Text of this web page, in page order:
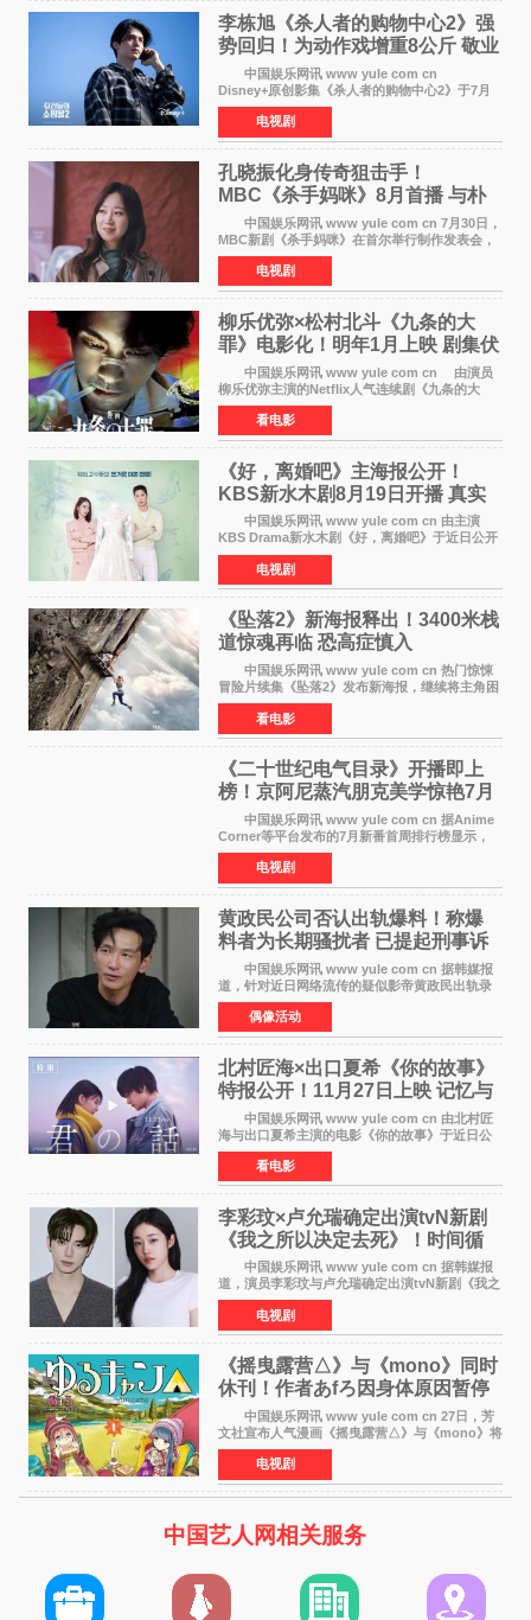
李栋旭《杀人者的购物中心2》强
势回归！为动作戏增重8公斤 敬业
获赞
中国娱乐网讯 www yule com cn
Disney+原创影集《杀人者的购物中心2》于7月
22日正式上线，由男神李栋旭主演的郑进湾以2 0
完全体强势回归。该剧第一季曾被《纽约时报》
评选为全球最佳影集之一
电视剧
孔晓振化身传奇狙击手！
MBC《杀手妈咪》8月首播 与朴
恩斌展开收视对决
中国娱乐网讯 www yule com cn 7月30日，
MBC新剧《杀手妈咪》在首尔举行制作发表会，
主演孔晓振、郑准元、李相二、无真星、崔宇
成、李银泉等人一同出席，为新剧宣传造势。这
是孔晓振继《毛骨
电视剧
柳乐优弥×松村北斗《九条的大
罪》电影化！明年1月上映 剧集伏
笔将全面揭晓
中国娱乐网讯 www yule com cn 由演员
柳乐优弥主演的Netflix人气连续剧《九条的大
罪》正式宣布改编为电影，将于明年1月8日全国
上映。柳乐优弥与SixTONES松村北斗再度联
手，为观众带来这部
看电影
《好，离婚吧》主海报公开！
KBS新水木剧8月19日开播 真实
离婚体验记来袭
中国娱乐网讯 www yule com cn 由主演
KBS Drama新水木剧《好，离婚吧》于近日公开
主海报，正式进入开播倒计时。 海报中，男
女主角背对背站立，各自望向不同方向，中央的
空白与冷漠的表情
电视剧
《坠落2》新海报释出！3400米栈
道惊魂再临 恐高症慎入
中国娱乐网讯 www yule com cn 热门惊悚
冒险片续集《坠落2》发布新海报，继续将主角困
于绝境高处——这一次，是摇摇欲坠的徒步栈
道。该片将于今年9月2日北美上映，恐高症患者
请提前做好心理
看电影
《二十世纪电气目录》开播即上
榜！京阿尼蒸汽朋克美学惊艳7月
新番季
中国娱乐网讯 www yule com cn 据Anime
Corner等平台发布的7月新番首周排行榜显示，
由京都动画制作的《二十世纪电气目录》在多个
榜单中表现亮眼，位列AniLab全球TOP10第十
名。该剧改编自结
电视剧
黄政民公司否认出轨爆料！称爆
料者为长期骚扰者 已提起刑事诉
中国娱乐网讯 www yule com cn 据韩媒报
道，针对近日网络流传的疑似影帝黄政民出轨录
音及短信爆料，黄政民所属经纪公司于今日正式
发表声明，明确否认相关传闻。 公司表示，
爆料者是一名长
偶像活动
北村匠海×出口夏希《你的故事》
特报公开！11月27日上映 记忆与
初恋的奇幻交织
中国娱乐网讯 www yule com cn 由北村匠
海与出口夏希主演的电影《你的故事》于近日公
开特报影像，正式定档11月27日上映。 本片
改编自三秋缒同名小说，编剧由曾执笔《孤独摇
滚！》的吉田惠
看电影
李彩玟×卢允瑞确定出演tvN新剧
《我之所以决定去死》！时间循
环青春爱情来袭
中国娱乐网讯 www yule com cn 据韩媒报
道，演员李彩玟与卢允瑞确定出演tvN新剧《我之
所以决定去死》，分别担任男女主角。该剧预计
将于明年播出，引发观众期待。 本剧改编自
NAVER同名人气
电视剧
《摇曳露营△》与《mono》同时
休刊！作者あfろ因身体原因暂停
双连载
中国娱乐网讯 www yule com cn 27日，芳
文社宣布人气漫画《摇曳露营△》与《mono》将
暂停连载一段时间，原因是漫画家あfろ身体状况
不佳。 编辑部表示：一直承蒙各位对
《mono》的喜爱，
电视剧
中国艺人网相关服务